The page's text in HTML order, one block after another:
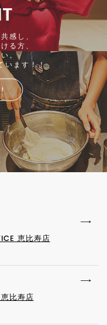
感し、
る方、
。
います！！
恵比寿店
比寿店